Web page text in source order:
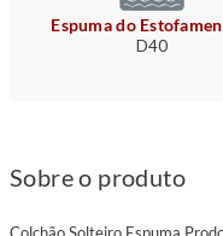
Espuma do
D40
Sobre o produto